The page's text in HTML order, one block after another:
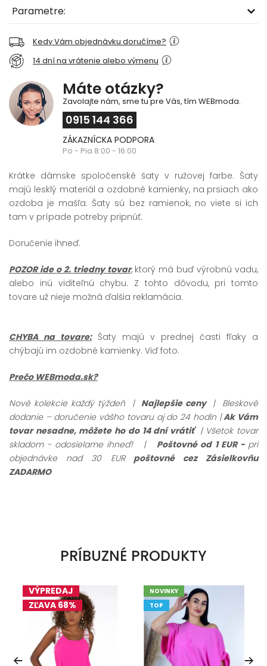
Parametre:
Kedy Vám objednávku doručíme?
14 dní na vrátenie alebo výmenu
Máte otázky?
Zavolajte nám, sme tu pre Vás, tím WEBmoda.
0915 144 366
ZÁKAZNÍCKA PODPORA
Po - Pia 8:00 - 16:00
Krátke dámske spoločenské šaty v ružovej farbe. Šaty
majú lesklý materiál a ozdobné kamienky, na prsiach ako
ozdoba je mašľa. Šaty sú bez ramienok, no viete si ich
tam v prípade potreby pripnúť.
Doručenie ihneď.
POZOR ide o 2. triedny tovar, ktorý má buď výrobnú vadu,
alebo inú viditeľnú chybu. Z tohto dôvodu, pri tomto
tovare už nieje možná ďalšia reklamácia.
CHYBA na tovare:Šaty majú v prednej časti fľaky a
chýbajú im ozdobné kamienky. Viď foto.
Prečo WEBmoda.sk?
Nové kolekcie každý týždeň |Najlepšie ceny | Bleskové
dodanie – doručenie vášho tovaru aj do 24 hodín |Ak Vám
tovar nesadne, môžete ho do 14 dní vrátiť | Všetok tovar
skladom - odosielame ihneď!
| Poštovné od 1 EUR - pri
objednávke nad 30 EURpoštovné cez Zásielkovňu
ZADARMO
PRÍBUZNÉ PRODUKTY
VÝPREDAJ
ZĽAVA 68%
NOVINKY
TOP